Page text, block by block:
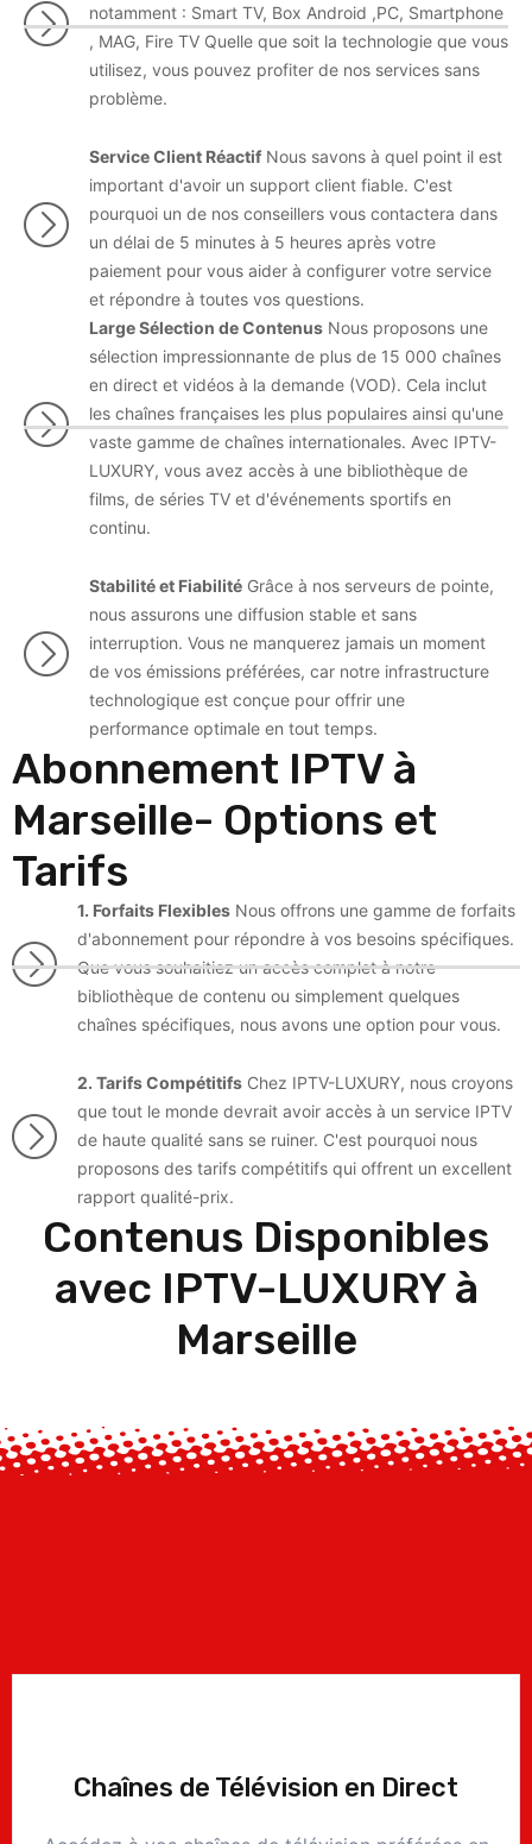
notamment : Smart TV, Box Android ,PC, Smartphone
, MAG, Fire TV Quelle que soit la technologie que vous
utilisez, vous pouvez profiter de nos services sans
problème.
Service Client Réactif Nous savons à quel point il est
important d'avoir un support client fiable. C'est
pourquoi un de nos conseillers vous contactera dans
un délai de 5 minutes à 5 heures après votre
paiement pour vous aider à configurer votre service
et répondre à toutes vos questions.
Large Sélection de Contenus Nous proposons une
sélection impressionnante de plus de 15 000 chaînes
en direct et vidéos à la demande (VOD). Cela inclut
les chaînes françaises les plus populaires ainsi qu'une
vaste gamme de chaînes internationales. Avec IPTV-
LUXURY, vous avez accès à une bibliothèque de
films, de séries TV et d'événements sportifs en
continu.
Stabilité et Fiabilité Grâce à nos serveurs de pointe,
nous assurons une diffusion stable et sans
interruption. Vous ne manquerez jamais un moment
de vos émissions préférées, car notre infrastructure
technologique est conçue pour offrir une
performance optimale en tout temps.
Abonnement IPTV à
Marseille- Options et
Tarifs
1. Forfaits Flexibles Nous offrons une gamme de forfaits
d'abonnement pour répondre à vos besoins spécifiques.
Que vous souhaitiez un accès complet à notre
bibliothèque de contenu ou simplement quelques
chaînes spécifiques, nous avons une option pour vous.
2. Tarifs Compétitifs Chez IPTV-LUXURY, nous croyons
que tout le monde devrait avoir accès à un service IPTV
de haute qualité sans se ruiner. C'est pourquoi nous
proposons des tarifs compétitifs qui offrent un excellent
rapport qualité-prix.
Contenus Disponibles
avec IPTV-LUXURY à
Marseille
Chaînes de Télévision en Direct